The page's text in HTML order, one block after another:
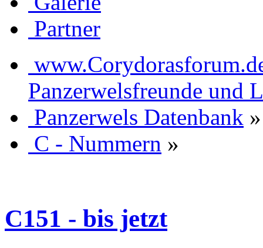
Partner
Panzerwelsfreunde und
Panzerwels Datenbank »
C - Nummern »
C151 - bis jetzt